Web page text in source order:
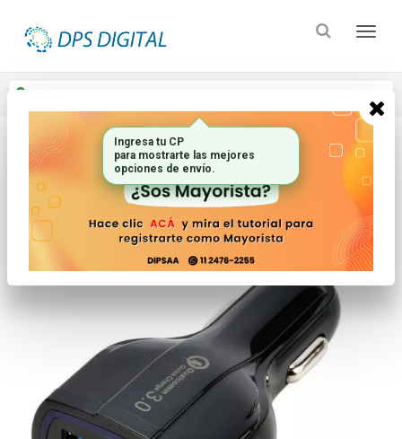
Inicio
Electronica Audio Y Video_2
Accesorios Para Vehiculos
Ingresa tu CP
para mostrarte las mejores
opciones de envío.